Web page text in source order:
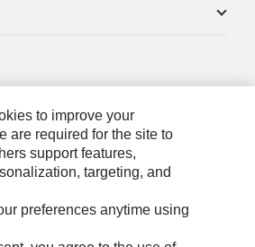
Ve Iletişim
to improve your
are required for the site to
support features,
targeting, and
preferences anytime using